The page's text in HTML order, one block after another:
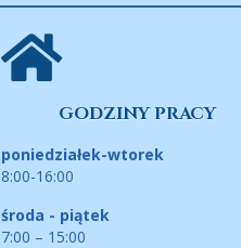
GODZINY PRACY
poniedziałek-wtorek
8:00-16:00
środa - piątek
7:00 – 15:00